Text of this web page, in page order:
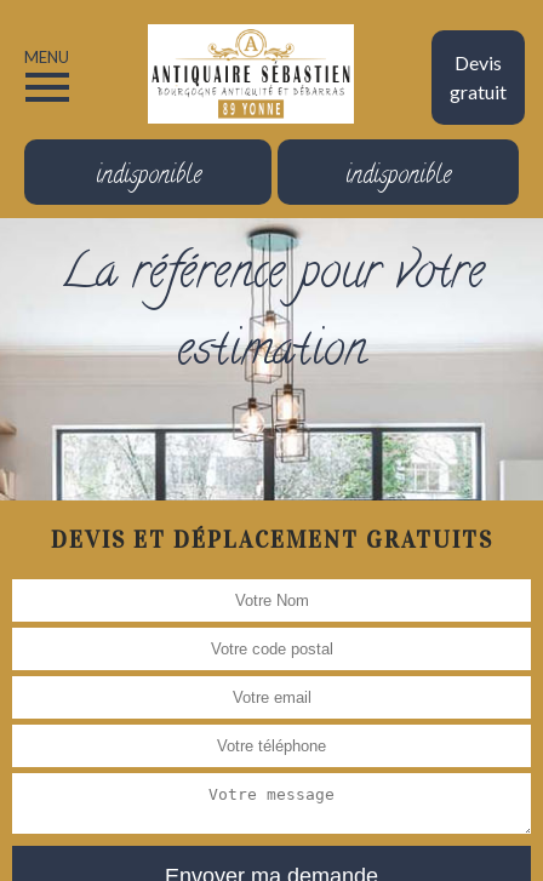
Devis
gratuit
MENU
indisponible indisponible
La référence pour votre
estimation
DEVIS ET DÉPLACEMENT GRATUITS